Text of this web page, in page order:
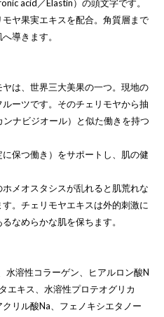
acid／Elastin）の頭文字です。
ヤ果実エキスを配合。角質層まで
導きます。
は、世界三大美果の一つ。現地の
ーツです。そのチェリモヤから抽
ナビジオール）と似た働きを持つ
保つ働き）をサポートし、肌の健
メオスタシスが乱れると肌荒れな
。チェリモヤエキスは外的刺激に
なめらかな肌を保ちます。
水溶性コラーゲン、ヒアルロン酸N
エキス、水溶性プロテオグリカ
リル酸Na、フェノキシエタノー